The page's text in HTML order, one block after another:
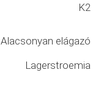
K2
Alacsonyan elágazó
Lagerstroemia